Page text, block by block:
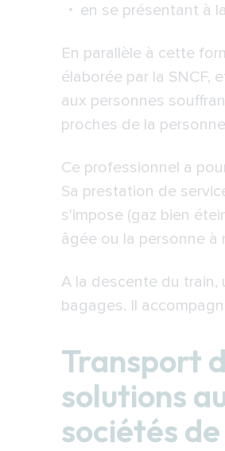
en se présentant à
En parallèle à cette
élaborée par la SNCF,
aux personnes
proches de la
Ce professionnel a
Sa prestation de
s'impose (gaz bien
âgée ou la personne à
A la descente du
bagages. Il
Transport
solutions
sociétés